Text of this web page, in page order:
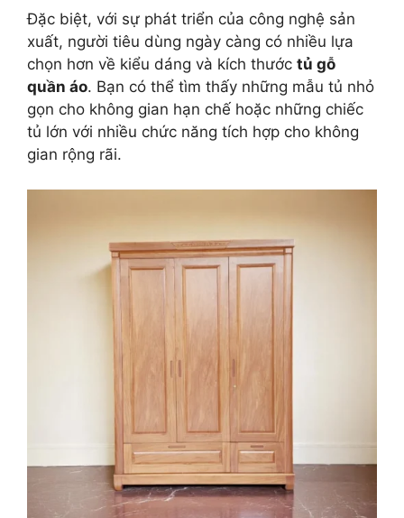
Đặc biệt, với sự phát triển của công nghệ sản
xuất, người tiêu dùng ngày càng có nhiều lựa
chọn hơn về kiểu dáng và kích thước tủ gỗ
quần áo. Bạn có thể tìm thấy những mẫu tủ nhỏ
gọn cho không gian hạn chế hoặc những chiếc
tủ lớn với nhiều chức năng tích hợp cho không
gian rộng rãi.